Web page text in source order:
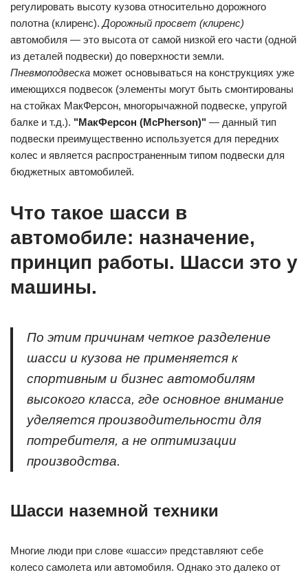
регулировать высоту кузова относительно дорожного
полотна (клиренс). Дорожный просвет (клиренс)
автомобиля — это высота от самой низкой его части (одной
из деталей подвески) до поверхности земли.
Пневмоподвеска может основываться на конструкциях уже
имеющихся подвесок (элементы могут быть смонтированы
на стойках МакФерсон, многорычажной подвеске, упругой
балке и т.д.). "МакФерсон (McPherson)" — данный тип
подвески преимущественно используется для передних
колес и является распространенным типом подвески для
бюджетных автомобилей.
Что такое шасси в
автомобиле: назначение,
принцип работы. Шасси это у
машины.
По этим причинам четкое разделение
шасси и кузова не применяется к
спортивным и бизнес автомобилям
высокого класса, где основное внимание
уделяется производительности для
потребителя, а не оптимизации
производства.
Шасси наземной техники
Многие люди при слове «шасси» представляют себе
колесо самолета или автомобиля. Однако это далеко от